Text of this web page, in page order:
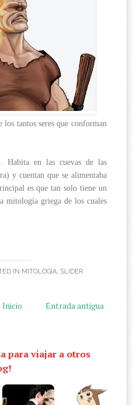
tantos seres que conforman
Habita en las cuevas de las
y cuentan que se alimentaba
es que tan solo tiene un
mitología griega de los cuales
IN MITOLOGÍA, SLIDER
Entrada antigua
Inicio
para viajar a otros